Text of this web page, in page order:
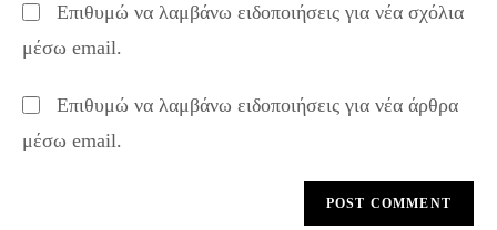
comment
URL
(optional)
Επιθυμώ να λαμβάνω ειδοποιήσεις για νέα σχόλια
μέσω email.
Επιθυμώ να λαμβάνω ειδοποιήσεις για νέα άρθρα
μέσω email.